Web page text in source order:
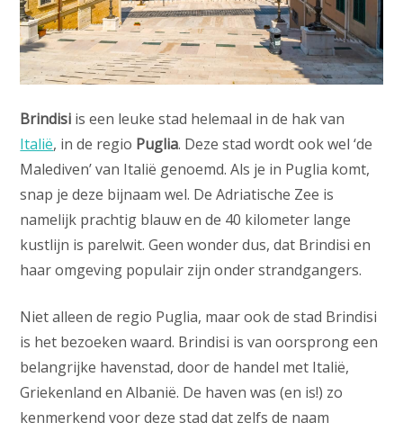
Brindisi is een leuke stad helemaal in de hak van
Italië, in de regio Puglia. Deze stad wordt ook wel ‘de
Malediven’ van Italië genoemd. Als je in Puglia komt,
snap je deze bijnaam wel. De Adriatische Zee is
namelijk prachtig blauw en de 40 kilometer lange
kustlijn is parelwit. Geen wonder dus, dat Brindisi en
haar omgeving populair zijn onder strandgangers.
Niet alleen de regio Puglia, maar ook de stad Brindisi
is het bezoeken waard. Brindisi is van oorsprong een
belangrijke havenstad, door de handel met Italië,
Griekenland en Albanië. De haven was (en is!) zo
kenmerkend voor deze stad dat zelfs de naam